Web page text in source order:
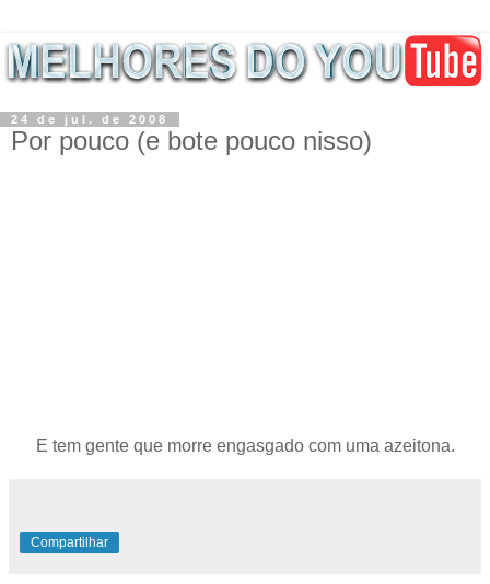
24 de jul. de 2008
Por pouco (e bote pouco nisso)
E tem gente que morre engasgado com uma azeitona.
Compartilhar